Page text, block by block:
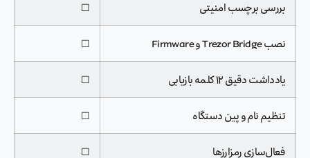
بررسی برچسب امنیتی ☐
نصب Trezor Bridge و Firmware ☐
یادداشت دقیق ۱۲ کلمه بازیابی ☐
تنظیم نام و پین دستگاه ☐
فعال‌سازی رمزارزها ☐